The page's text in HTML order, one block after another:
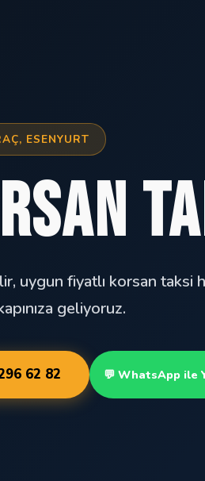
ESENYURT
uygun fiyatlı korsan taksi
geliyoruz.
62 82 💬 WhatsApp ile